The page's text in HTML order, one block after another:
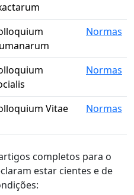
Normas
Normas
Vitae Normas
completos para o
estar cientes e de